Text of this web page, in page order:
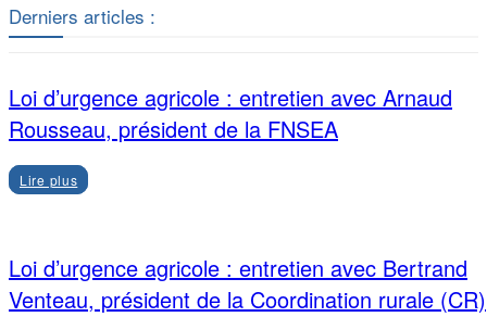
Derniers articles :
Loi d’urgence agricole : entretien avec Arnaud
Rousseau, président de la FNSEA
Lire plus
Loi d’urgence agricole : entretien avec Bertrand
Venteau, président de la Coordination rurale (CR)